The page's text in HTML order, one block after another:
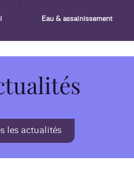
Eau & assainissement
les actualités